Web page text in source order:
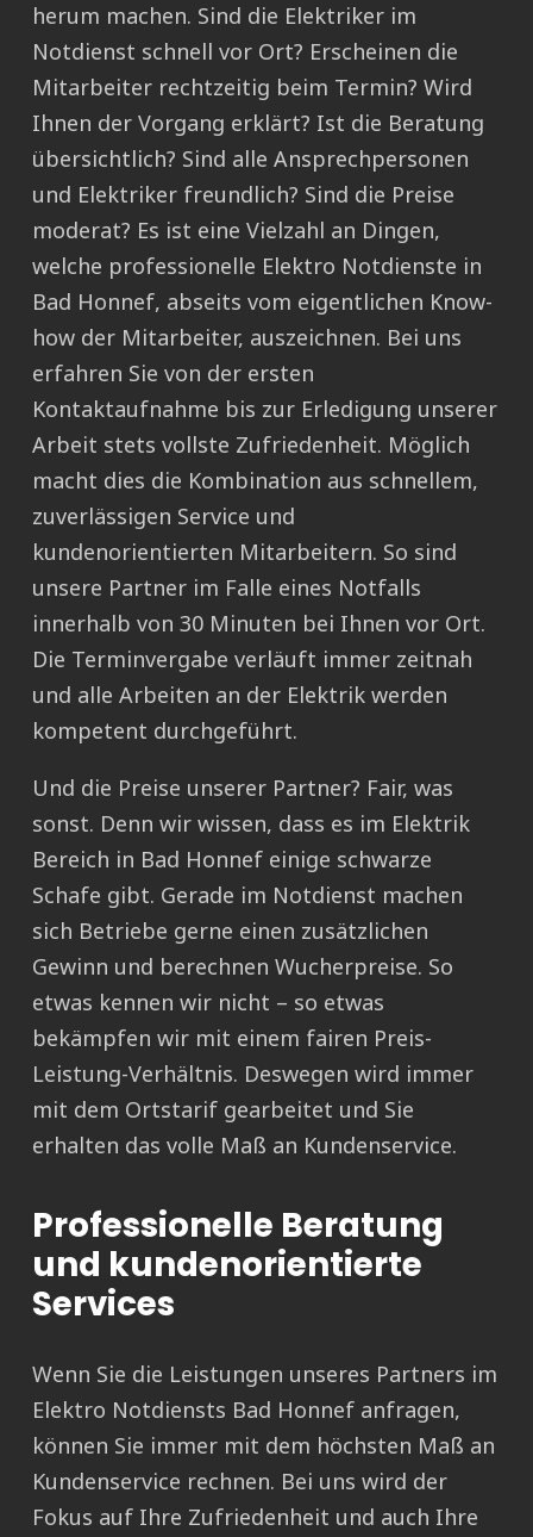
herum machen. Sind die Elektriker im
Notdienst schnell vor Ort? Erscheinen die
Mitarbeiter rechtzeitig beim Termin? Wird
Ihnen der Vorgang erklärt? Ist die Beratung
übersichtlich? Sind alle Ansprechpersonen
und Elektriker freundlich? Sind die Preise
moderat? Es ist eine Vielzahl an Dingen,
welche professionelle Elektro Notdienste in
Bad Honnef, abseits vom eigentlichen Know-
how der Mitarbeiter, auszeichnen. Bei uns
erfahren Sie von der ersten
Kontaktaufnahme bis zur Erledigung unserer
Arbeit stets vollste Zufriedenheit. Möglich
macht dies die Kombination aus schnellem,
zuverlässigen Service und
kundenorientierten Mitarbeitern. So sind
unsere Partner im Falle eines Notfalls
innerhalb von 30 Minuten bei Ihnen vor Ort.
Die Terminvergabe verläuft immer zeitnah
und alle Arbeiten an der Elektrik werden
kompetent durchgeführt.
Und die Preise unserer Partner? Fair, was
sonst. Denn wir wissen, dass es im Elektrik
Bereich in Bad Honnef einige schwarze
Schafe gibt. Gerade im Notdienst machen
sich Betriebe gerne einen zusätzlichen
Gewinn und berechnen Wucherpreise. So
etwas kennen wir nicht – so etwas
bekämpfen wir mit einem fairen Preis-
Leistung-Verhältnis. Deswegen wird immer
mit dem Ortstarif gearbeitet und Sie
erhalten das volle Maß an Kundenservice.
Professionelle Beratung
und kundenorientierte
Services
Wenn Sie die Leistungen unseres Partners im
Elektro Notdiensts Bad Honnef anfragen,
können Sie immer mit dem höchsten Maß an
Kundenservice rechnen. Bei uns wird der
Fokus auf Ihre Zufriedenheit und auch Ihre